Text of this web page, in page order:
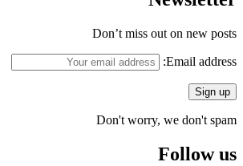
Don’t miss out on new posts
Email address:
Don't worry, we don't spam
Follow us